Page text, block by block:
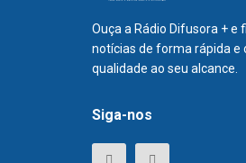
Ouça a Rádio Difusora +
notícias de forma rápida e
qualidade ao seu alcance.
Siga-nos